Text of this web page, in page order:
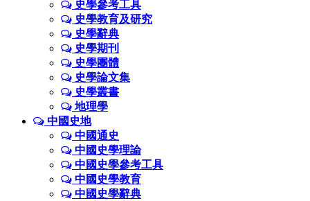
史學參考工具
史學教育及研究
史學辭典
史學期刊
史學團體
史學論文集
史學叢書
地理學
中國史地
中國通史
中國史學理論
中國史學參考工具
中國史學教育
中國史學辭典